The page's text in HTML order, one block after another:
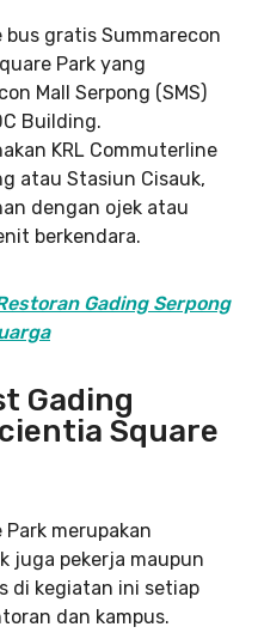
gratis Summarecon
Park yang
Mall Serpong (SMS)
Building.
KRL Commuterline
atau Stasiun Cisauk,
dengan ojek atau
berkendara.
Gading Serpong
Gading
Square
merupakan
juga pekerja maupun
di kegiatan ini setiap
dan kampus.